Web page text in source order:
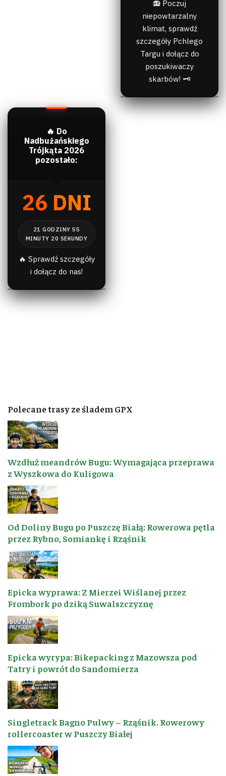
📻 Poczuj
niepowtarzalny
klimat, sprawdź
szczegóły Pchlego
Targu i dołącz do
poszukiwaczy
skarbów! 🗝️
🔥 Do
Nadbużańskiego
Trójkąta 2026
pozostało:
26 DNI
🔥 Sprawdź szczegóły
i dołącz do nas!
Polecane trasy ze śladem GPX
Wzdłuż meandrów Bugu: Wymagająca przeprawa
z Wyszkowa do Kuligowa
Od Doliny Bugu po Puszczę Białą: Rowerowa pętla
przez Rybno, Somiankę i Rząśnik
Epicka wyprawa: Z Mierzei Wiślanej przez
Frombork po dziką Suwalszczyznę
Epicka wyrypa: Bikepacking z Mazowsza pod
Tatry i powrót do Sandomierza
Singletrack Bagno Pulwy – Rząśnik. Rowerowy
rollercoaster w Puszczy Białej